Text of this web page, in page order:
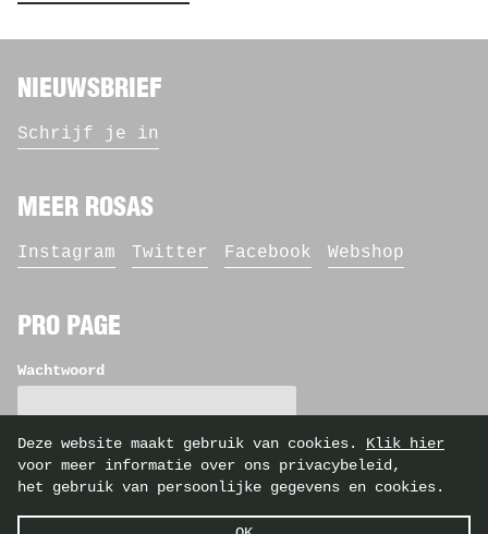
Deze website maakt gebruik van cookies. Klik hier
voor meer informatie over ons privacybeleid,
het gebruik van persoonlijke gegevens en cookies.
NIEUWSBRIEF
Schrijf je in
MEER ROSAS
Instagram Twitter Facebook Webshop
PRO PAGE
Wachtwoord
Casier/Fieuws